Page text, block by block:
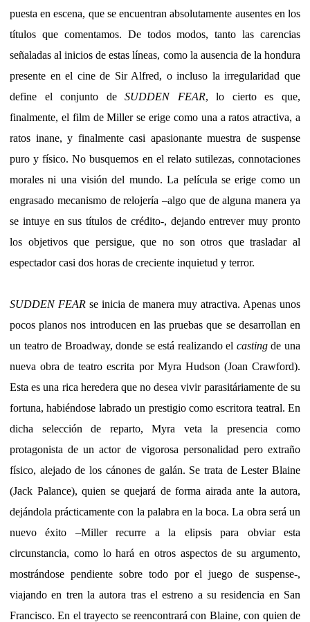
puesta en escena, que se encuentran absolutamente ausentes en los
títulos que comentamos. De todos modos, tanto las carencias
señaladas al inicios de estas líneas, como la ausencia de la hondura
presente en el cine de Sir Alfred, o incluso la irregularidad que
define el conjunto deSUDDEN FEAR, lo cierto es que,
finalmente, el film de Miller se erige como una a ratos atractiva, a
ratos inane, y finalmente casi apasionante muestra de suspense
puro y físico. No busquemos en el relato sutilezas, connotaciones
morales ni una visión del mundo. La película se erige como un
engrasado mecanismo de relojería –algo que de alguna manera ya
se intuye en sus títulos de crédito-, dejando entrever muy pronto
los objetivos que persigue, que no son otros que trasladar al
espectador casi dos horas de creciente inquietud y terror.
SUDDEN FEAR se inicia de manera muy atractiva. Apenas unos
pocos planos nos introducen en las pruebas que se desarrollan en
un teatro de Broadway, donde se está realizando el castingde una
nueva obra de teatro escrita por Myra Hudson (Joan Crawford).
Esta es una rica heredera que no desea vivir parasitáriamente de su
fortuna, habiéndose labrado un prestigio como escritora teatral. En
dicha selección de reparto, Myra veta la presencia como
protagonista de un actor de vigorosa personalidad pero extraño
físico, alejado de los cánones de galán. Se trata de Lester Blaine
(Jack Palance), quien se quejará de forma airada ante la autora,
dejándola prácticamente con la palabra en la boca. La obra será un
nuevo éxito –Miller recurre a la elipsis para obviar esta
circunstancia, como lo hará en otros aspectos de su argumento,
mostrándose pendiente sobre todo por el juego de suspense-,
viajando en tren la autora tras el estreno a su residencia en San
Francisco. En el trayecto se reencontrará con Blaine, con quien de